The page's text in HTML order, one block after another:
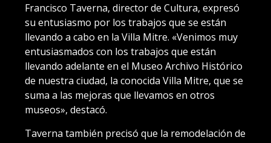
Francisco Taverna, director de Cultura, expresó
su entusiasmo por los trabajos que se están
llevando a cabo en la Villa Mitre. «Venimos muy
entusiasmados con los trabajos que están
llevando adelante en el Museo Archivo Histórico
de nuestra ciudad, la conocida Villa Mitre, que se
suma a las mejoras que llevamos en otros
museos», destacó.
Taverna también precisó que la remodelación de